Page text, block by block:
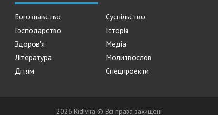
Богознавство
Суспільство
Господарство
Історія
Здоров'я
Медіа
Література
Молитвослов
Дітям
Спецпроекти
2026 Ridivira © Всі права захищені